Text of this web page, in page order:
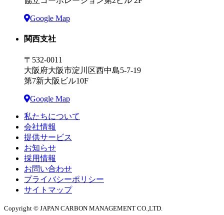
Google Map
関西支社
〒532-0011
大阪府大阪市淀川区西中島5-7-19
第7新大阪ビル10F
Google Map
私たちについて
会社情報
提供サービス
お知らせ
採用情報
お問い合わせ
プライバシーポリシー
サイトマップ
Copyright © JAPAN CARBON MANAGEMENT CO.,LTD.